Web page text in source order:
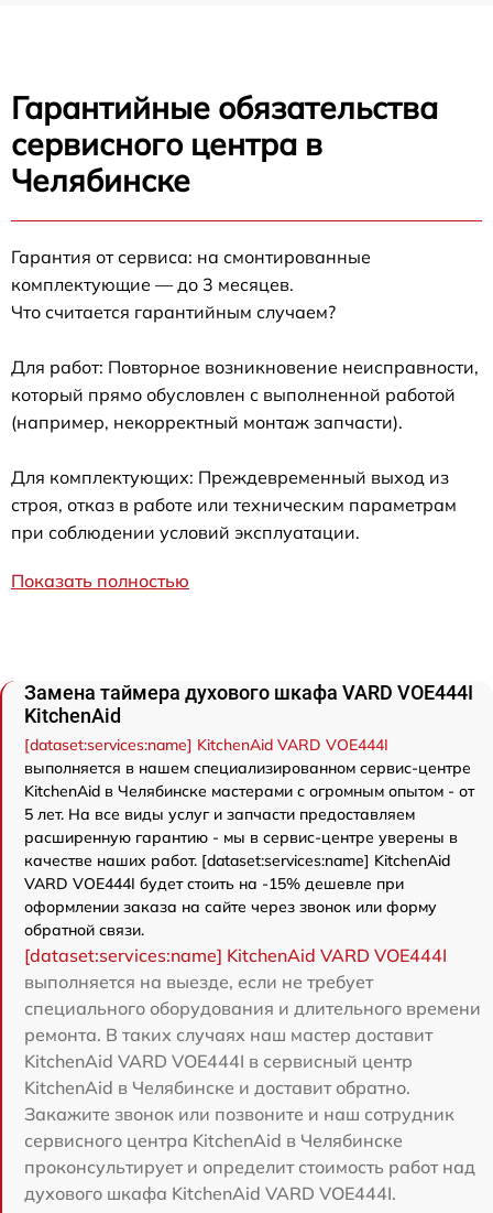
Гарантийные обязательства
сервисного центра в
Челябинске
Гарантия от сервиса: на смонтированные
комплектующие — до 3 месяцев.
Что считается гарантийным случаем?
Для работ: Повторное возникновение неисправности,
который прямо обусловлен с выполненной работой
(например, некорректный монтаж запчасти).
Для комплектующих: Преждевременный выход из
строя, отказ в работе или техническим параметрам
при соблюдении условий эксплуатации.
Показать полностью
Замена таймера духового шкафа VARD VOE444I
KitchenAid
[dataset:services:name] KitchenAid VARD VOE444I
выполняется в нашем специализированном сервис-центре
KitchenAid в Челябинске мастерами с огромным опытом - от
5 лет. На все виды услуг и запчасти предоставляем
расширенную гарантию - мы в сервис-центре уверены в
качестве наших работ. [dataset:services:name] KitchenAid
VARD VOE444I будет стоить на -15% дешевле при
оформлении заказа на сайте через звонок или форму
обратной связи.
[dataset:services:name] KitchenAid VARD VOE444I
выполняется на выезде, если не требует
специального оборудования и длительного времени
ремонта. В таких случаях наш мастер доставит
KitchenAid VARD VOE444I в сервисный центр
KitchenAid в Челябинске и доставит обратно.
Закажите звонок или позвоните и наш сотрудник
сервисного центра KitchenAid в Челябинске
проконсультирует и определит стоимость работ над
духового шкафа KitchenAid VARD VOE444I.